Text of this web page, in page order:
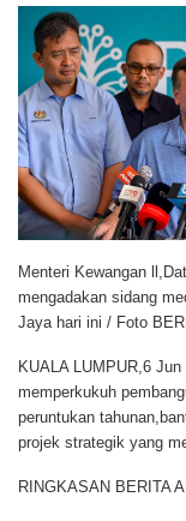
Menteri Kewangan
mengadakan sidang
Jaya hari ini / Foto
KUALA LUMPUR,6 Jun
memperkukuh
peruntukan
projek strategik yang
RINGKASAN BERITA AI